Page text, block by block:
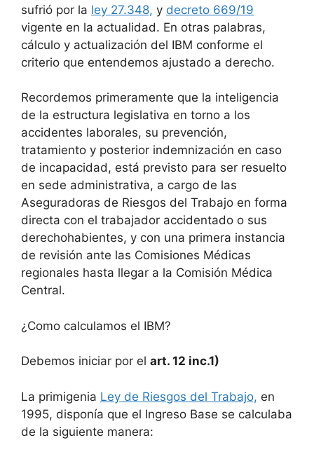
sufrió por la ley 27.348, y decreto 669/19
vigente en la actualidad. En otras palabras,
cálculo y actualización del IBM conforme el
criterio que entendemos ajustado a derecho.
Recordemos primeramente que la inteligencia
de la estructura legislativa en torno a los
accidentes laborales, su prevención,
tratamiento y posterior indemnización en caso
de incapacidad, está previsto para ser resuelto
en sede administrativa, a cargo de las
Aseguradoras de Riesgos del Trabajo en forma
directa con el trabajador accidentado o sus
derechohabientes, y con una primera instancia
de revisión ante las Comisiones Médicas
regionales hasta llegar a la Comisión Médica
Central.
¿Como calculamos el IBM?
Debemos iniciar por el art. 12 inc.1)
La primigenia Ley de Riesgos del Trabajo, en
1995, disponía que el Ingreso Base se calculaba
de la siguiente manera: